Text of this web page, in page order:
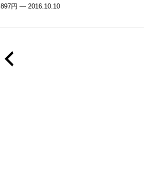
897円 — 2016.10.10